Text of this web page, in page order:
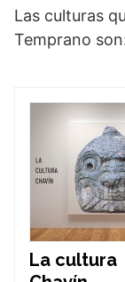
Las culturas
Temprano
La cultura